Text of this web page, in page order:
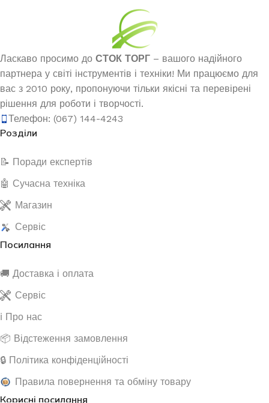
Ласкаво просимо до СТОК ТОРГ – вашого надійного
партнера у світі інструментів і техніки! Ми працюємо для
вас з 2010 року, пропонуючи тільки якісні та перевірені
рішення для роботи і творчості.
Телефон: (067) 144-4243
Розділи
📝 Поради експертів
🤖 Сучасна техніка
Магазин
Сервіс
Посилання
🚚 Доставка і оплата
Сервіс
ℹ️ Про нас
📦 Відстеження замовлення
🔒 Політика конфіденційності
Правила повернення та обміну товару
Корисні посилання